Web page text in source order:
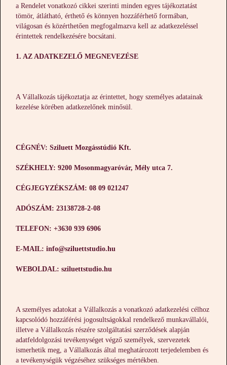
a Rendelet vonatkozó cikkei szerinti minden egyes tájékoztatást
tömör, átlátható, érthető és könnyen hozzáférhető formában,
világosan és közérthetően megfogalmazva kell az adatkezeléssel
érintettek rendelkezésére bocsátani.
1. AZ ADATKEZELŐ MEGNEVEZÉSE
A Vállalkozás tájékoztatja az érintettet, hogy személyes adatainak
kezelése körében adatkezelőnek minősül.
CÉGNÉV: Sziluett Mozgásstúdió Kft.
SZÉKHELY: 9200 Mosonmagyaróvár, Mély utca 7.
CÉGJEGYZÉKSZÁM: 08 09 021247
ADÓSZÁM: 23138728-2-08
TELEFON: +3630 939 6906
E-MAIL: info@sziluettstudio.hu
WEBOLDAL: sziluettstudio.hu
A személyes adatokat a Vállalkozás a vonatkozó adatkezelési célhoz
kapcsolódó hozzáférési jogosultságokkal rendelkező munkavállalói,
illetve a Vállalkozás részére szolgáltatási szerződések alapján
adatfeldolgozási tevékenységet végző személyek, szervezetek
ismerhetik meg, a Vállalkozás által meghatározott terjedelemben és
a tevékenységük végzéséhez szükséges mértékben.